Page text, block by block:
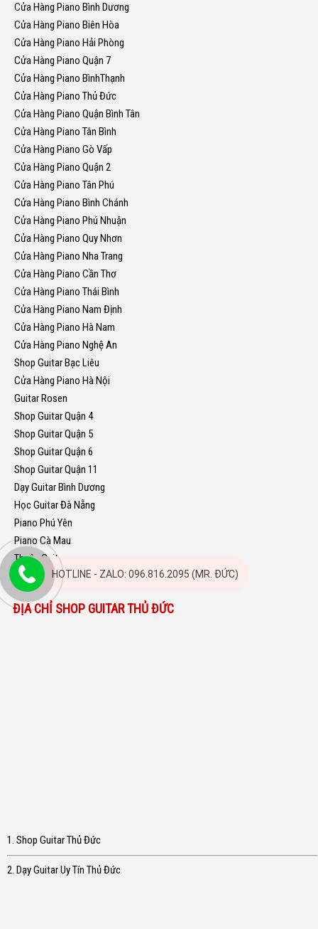
Cửa Hàng Piano Bình Dương
Cửa Hàng Piano Biên Hòa
Cửa Hàng Piano Hải Phòng
Cửa Hàng Piano Quận 7
Cửa Hàng Piano BìnhThạnh
Cửa Hàng Piano Thủ Đức
Cửa Hàng Piano Quận Bình Tân
Cửa Hàng Piano Tân Bình
Cửa Hàng Piano Gò Vấp
Cửa Hàng Piano Quận 2
Cửa Hàng Piano Tân Phú
Cửa Hàng Piano Bình Chánh
Cửa Hàng Piano Phú Nhuận
Cửa Hàng Piano Quy Nhơn
Cửa Hàng Piano Nha Trang
Cửa Hàng Piano Cần Thơ
Cửa Hàng Piano Thái Bình
Cửa Hàng Piano Nam Định
Cửa Hàng Piano Hà Nam
Cửa Hàng Piano Nghệ An
Shop Guitar Bạc Liêu
Cửa Hàng Piano Hà Nội
Guitar Rosen
Shop Guitar Quận 4
Shop Guitar Quận 5
Shop Guitar Quận 6
Shop Guitar Quận 11
Dạy Guitar Bình Dương
Học Guitar Đà Nẵng
Piano Phú Yên
Piano Cà Mau
Thuận Guitar
ĐỊA CHỈ SHOP GUITAR THỦ ĐỨC
1. Shop Guitar Thủ Đức
2. Dạy Guitar Uy Tín Thủ Đức
HOTLINE - ZALO: 096.816.2095 (MR. ĐỨC)